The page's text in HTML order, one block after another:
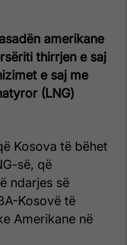
amerikane
thirrjen e saj
e saj me
(LNG)
Kosova të bëhet
së, që
ndarjes së
Kosovë të
Amerikane në